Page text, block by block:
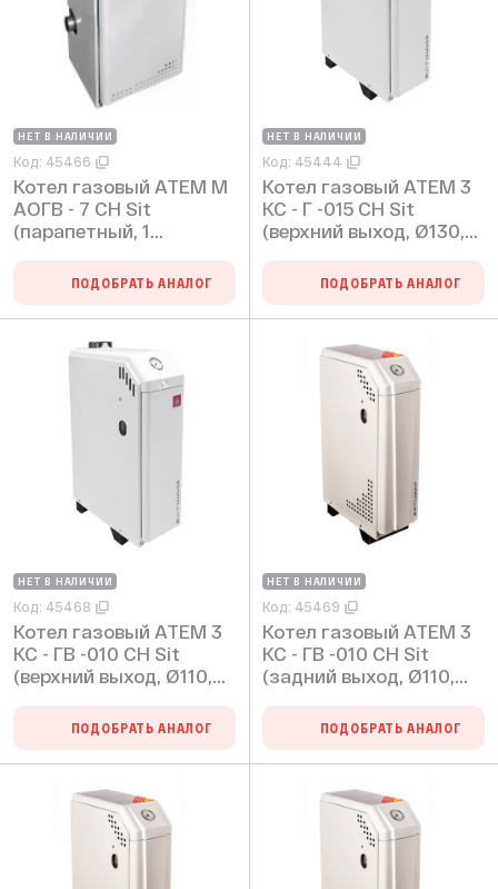
НЕТ В НАЛИЧИИ
Код: 45466
Котел газовый АТЕМ М
АОГВ - 7 СН Sit
(парапетный, 1
ПОДОБРАТЬ АНАЛОГ
НЕТ В НАЛИЧИИ
Код: 45444
Котел газовый АТЕМ 3
КС - Г -015 СН Sit
(верхний выход, Ø130,
ПОДОБРАТЬ АНАЛОГ
НЕТ В НАЛИЧИИ
Код: 45468
Котел газовый АТЕМ 3
КС - ГВ -010 СН Sit
(верхний выход, Ø110,
ПОДОБРАТЬ АНАЛОГ
НЕТ В НАЛИЧИИ
Код: 45469
Котел газовый АТЕМ 3
КС - ГВ -010 СН Sit
(задний выход, Ø110,
ПОДОБРАТЬ АНАЛОГ